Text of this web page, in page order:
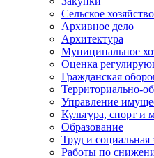
Сельское хозяйство
Архивное дело
Архитектура
Муниципальное
Оценка
Гражданская
Территориально-
Управление
Культура, спорт и
Образование
Труд и социальная
Работы по